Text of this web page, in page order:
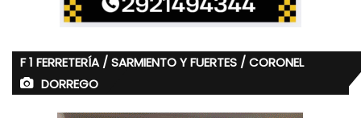
F 1 FERRETERÍA / SARMIENTO Y FUERTES / CORONEL
DORREGO